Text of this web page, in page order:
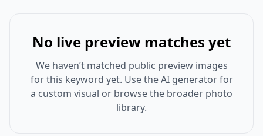
No live preview matches yet
We haven’t matched public preview images
for this keyword yet. Use the AI generator for
a custom visual or browse the broader photo
library.